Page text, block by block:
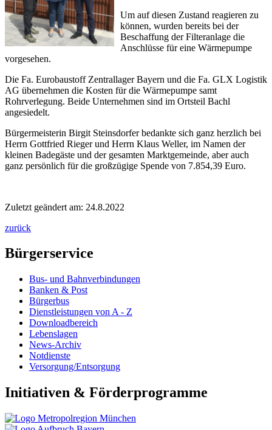
Um auf diesen Zustand reagieren zu
können, wurden bereits bei der
Beschaffung der Filteranlage die
Anschlüsse für eine Wärmepumpe
vorgesehen.
Die Fa. Eurobaustoff Zentrallager Bayern und die Fa. GLX Logistik
AG übernehmen die Kosten für die Wärmepumpe samt
Rohrverlegung. Beide Unternehmen sind im Ortsteil Bachl
angesiedelt.
Bürgermeisterin Birgit Steinsdorfer bedankte sich ganz herzlich bei
Herrn Gottfried Rieger und Herrn Klaus Weller, im Namen der
kleinen Badegäste und der gesamten Marktgemeinde, aber auch
ganz persönlich für die großzügige Spende von 7.854,39 Euro.
Zuletzt geändert am: 24.8.2022
zurück
Bürgerservice
Bus- und Bahnverbindungen
Banken & Post
Bürgerbus
Dienstleistungen von A - Z
Downloadbereich
Lebenslagen
News-Archiv
Notdienste
Versorgung/Entsorgung
Initiativen & Förderprogramme